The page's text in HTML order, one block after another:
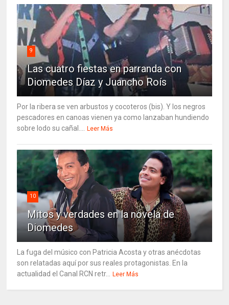
9
Las cuatro fiestas en parranda con
Diomedes Díaz y Juancho Roís
Por la ribera se ven arbustos y cocoteros (bis). Y los negros
pescadores en canoas vienen ya como lanzaban hundiendo
sobre lodo su cañal....
Leer Más
10
Mitos y verdades en la novela de
Diomedes
La fuga del músico con Patricia Acosta y otras anécdotas
son relatadas aquí por sus reales protagonistas. En la
actualidad el Canal RCN retr...
Leer Más